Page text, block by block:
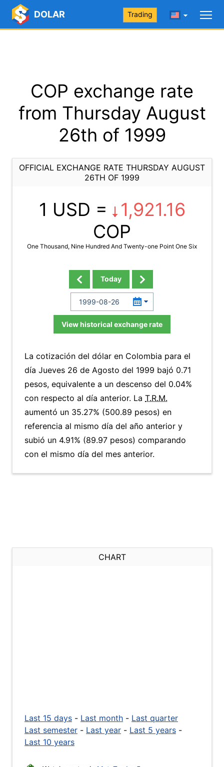
DOLAR Trading
COP exchange rate
from Thursday August
26th of 1999
OFFICIAL EXCHANGE RATE THURSDAY AUGUST
26TH OF 1999
1 USD =
1,921.16
COP
One Thousand, Nine Hundred And Twenty-one Point One Six
Today
View historical exchange rate
La cotización del dólar en Colombia para el
día Jueves 26 de Agosto del 1999 bajó 0.71
pesos, equivalente a un descenso del 0.04%
con respecto al día anterior. La T.R.M.
aumentó un 35.27% (500.89 pesos) en
referencia al mismo día del año anterior y
subió un 4.91% (89.97 pesos) comparando
con el mismo día del mes anterior.
CHART
Last 15 days - Last month - Last quarter
Last semester - Last year - Last 5 years -
Last 10 years